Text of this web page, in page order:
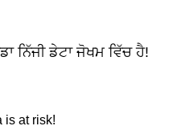
ਨਿੱਜੀ ਡੇਟਾ ਜੋਖਮ ਵਿੱਚ ਹੈ!
is at risk!